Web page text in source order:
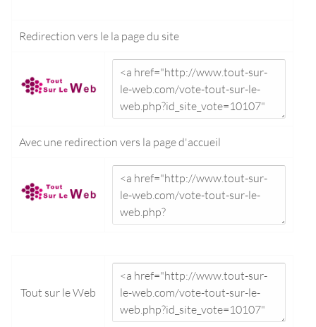
Redirection vers le la page du site
Avec une redirection vers la page d'accueil
Tout sur le Web